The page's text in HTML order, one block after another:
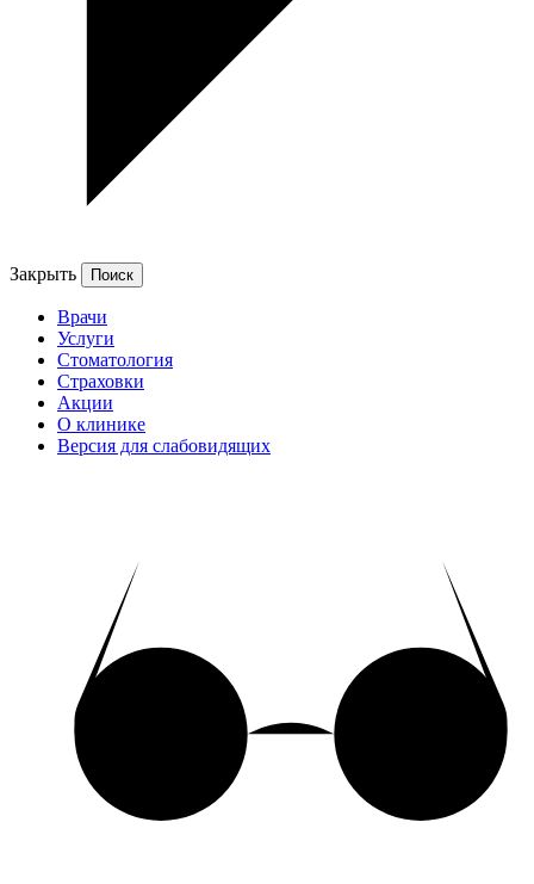
Закрыть
Врачи
Услуги
Стоматология
Страховки
Акции
О клинике
Версия для слабовидящих